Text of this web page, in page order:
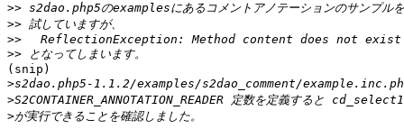
>>
>>
>>
>>
(snip)
>
>
>